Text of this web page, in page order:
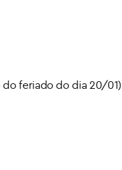
do feriado do dia 20/01)